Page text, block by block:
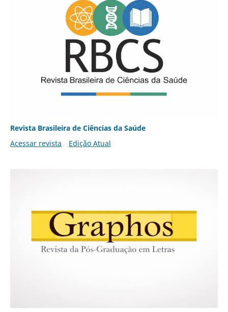
Revista Brasileira de Ciências da Saúde
Acessar revista
Edição Atual